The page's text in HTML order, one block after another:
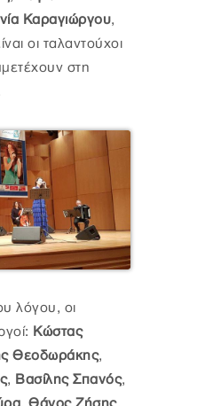
Καραγιώργου,
οι ταλαντούχοι
στη
λόγου, οι
Κώστας
Θεοδωράκης,
, Βασίλης Σπανός,